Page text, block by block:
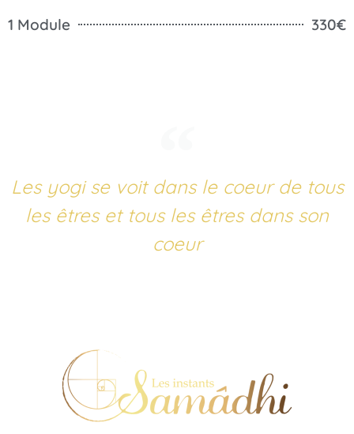
1 Module 330€
Les yogi se voit dans le coeur de tous
les êtres et tous les êtres dans son
coeur